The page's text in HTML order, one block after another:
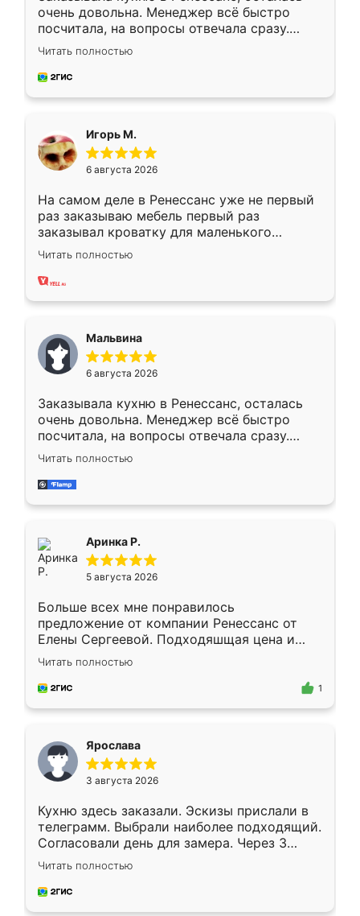
очень довольна. Менеджер всё быстро
посчитала, на вопросы отвечала сразу.
Замерщик приехал в субботу, подошёл к
делу со всей ответственностью. Собрали
за день, ребята работали аккуратно, даже
Читать полностью
Игорь М.
6 августа 2026
На самом деле в Ренессанс уже не первый
раз заказываю мебель первый раз
заказывал кроватку для маленького
ребёнка при его рождении ,во второй раз
заказал шкаф-купе. По качеству очень
хорошее сборка достаточно быстрая,
меньше, здесь же он более разнообразный.
Мне нравится ,если что-то потребуется из
мебели буду заказывать только здесь.
Читать полностью
Мальвина
6 августа 2026
Заказывала кухню в Ренессанс, осталась
очень довольна. Менеджер всё быстро
посчитала, на вопросы отвечала сразу.
Замерщик приехал в субботу, подошёл к
делу со всей ответственностью. Собрали
за день, ребята работали аккуратно, даже
Читать полностью
Аринка Р.
5 августа 2026
Больше всех мне понравилось
предложение от компании Ренессанс от
Елены Сергеевой. Подходяшщая цена и
короткие сроки изготовления. Приехавший
для замера сотрудник Владислав
предложил по моему эскизу самый
Читать полностью
1
Ярослава
3 августа 2026
Кухню здесь заказали. Эскизы прислали в
телеграмм. Выбрали наиболее подходящий.
Согласовали день для замера. Через 3
недели кухня была уже готова. Остались
довольны работой. Спасибо Ренессанс
мебель за качественную работу!
Читать полностью